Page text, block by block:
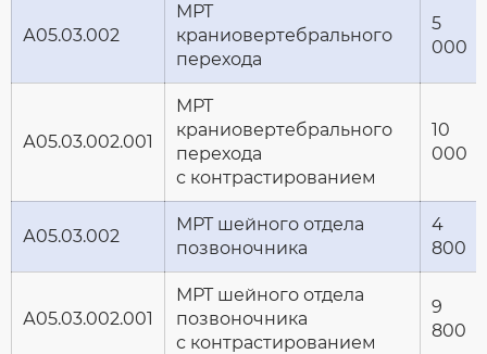
А05.03.002
МРТ
краниовертебрального
перехода
5
000
А05.03.002.001
МРТ
краниовертебрального
перехода
с контрастированием
10
000
А05.03.002
МРТ шейного отдела
позвоночника
4
800
А05.03.002.001
МРТ шейного отдела
позвоночника
с контрастированием
9
800